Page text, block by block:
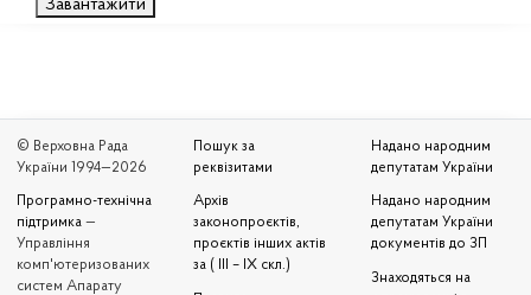
Завантажити
© Верховна Рада
України 1994—2026
Програмно-технічна
підтримка —
Управління
комп'ютеризованих
систем Апарату
Пошук за
реквізитами
Архів
законопроєктів,
проєктів інших актів
за ( III – IX скл.)
Надано народним
депутатам України
Надано народним
депутатам України
документів до ЗП
Знаходяться на